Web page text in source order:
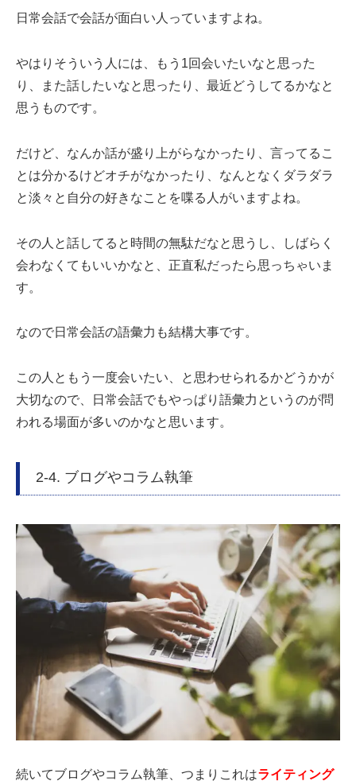
日常会話で会話が面白い人っていますよね。
やはりそういう人には、もう1回会いたいなと思った
り、また話したいなと思ったり、最近どうしてるかなと
思うものです。
だけど、なんか話が盛り上がらなかったり、言ってるこ
とは分かるけどオチがなかったり、なんとなくダラダラ
と淡々と自分の好きなことを喋る人がいますよね。
その人と話してると時間の無駄だなと思うし、しばらく
会わなくてもいいかなと、正直私だったら思っちゃいま
す。
なので日常会話の語彙力も結構大事です。
この人ともう一度会いたい、と思わせられるかどうかが
大切なので、日常会話でもやっぱり語彙力というのが問
われる場面が多いのかなと思います。
2-4. ブログやコラム執筆
続いてブログやコラム執筆、つまりこれはライティング